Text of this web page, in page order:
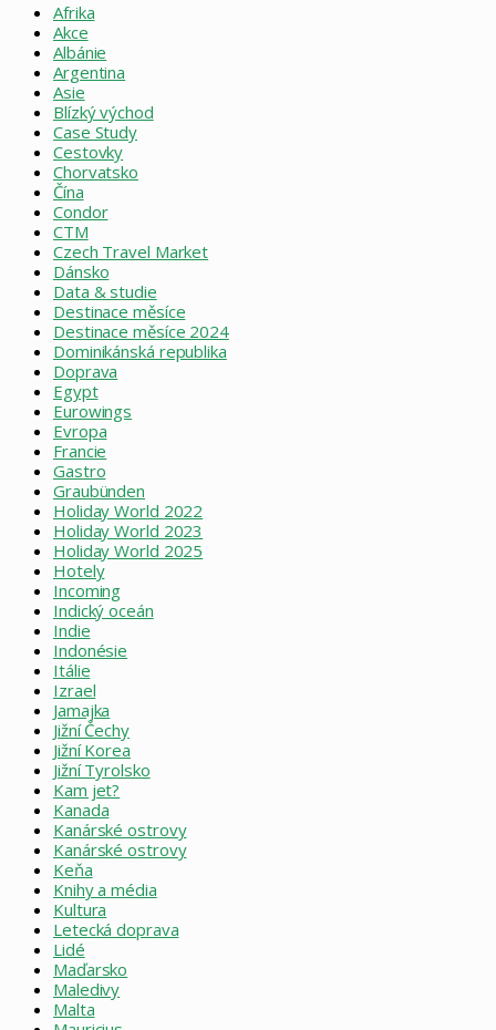
Afrika
Akce
Albánie
Argentina
Asie
Blízký východ
Case Study
Cestovky
Chorvatsko
Čína
Condor
CTM
Czech Travel Market
Dánsko
Data & studie
Destinace měsíce
Destinace měsíce 2024
Dominikánská republika
Doprava
Egypt
Eurowings
Evropa
Francie
Gastro
Graubünden
Holiday World 2022
Holiday World 2023
Holiday World 2025
Hotely
Incoming
Indický oceán
Indie
Indonésie
Itálie
Izrael
Jamajka
Jižní Čechy
Jižní Korea
Jižní Tyrolsko
Kam jet?
Kanada
Kanárské ostrovy
Kanárské ostrovy
Keňa
Knihy a média
Kultura
Letecká doprava
Lidé
Maďarsko
Maledivy
Malta